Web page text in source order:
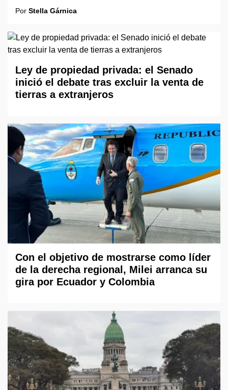
Por Stella Gárnica
Ley de propiedad privada: el Senado
inició el debate tras excluir la venta de
tierras a extranjeros
Con el objetivo de mostrarse como líder
de la derecha regional, Milei arranca su
gira por Ecuador y Colombia